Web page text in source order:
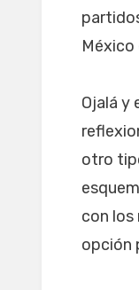
Ojalá y
otro
con los
opción